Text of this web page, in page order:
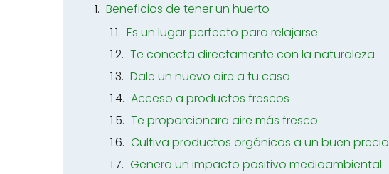
Beneficios de tener un huerto
Es un lugar perfecto para relajarse
Te conecta directamente con la naturaleza
Dale un nuevo aire a tu casa
Acceso a productos frescos
Te proporcionara aire más fresco
Cultiva productos orgánicos a un buen precio
Genera un impacto positivo medioambiental